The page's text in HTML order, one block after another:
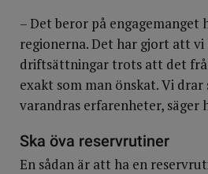
– Det beror på engagemanget
regionerna. Det har gjort att
driftsättningar trots att det
exakt som man önskat. Vi
varandras erfarenheter, säger
Ska öva reservrutiner
En sådan är att ha en